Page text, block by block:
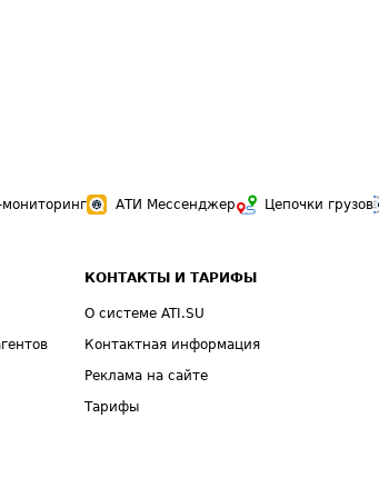
мониторинг АТИ Мессенджер Цепочки грузов
КОНТАКТЫ И ТАРИФЫ
О системе ATI.SU
Контактная информация
Реклама на сайте
Тарифы